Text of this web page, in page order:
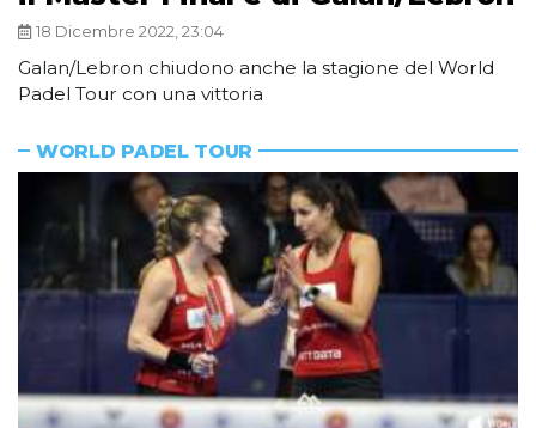
18 Dicembre 2022, 23:04
Galan/Lebron chiudono anche la stagione del World
Padel Tour con una vittoria
WORLD PADEL TOUR